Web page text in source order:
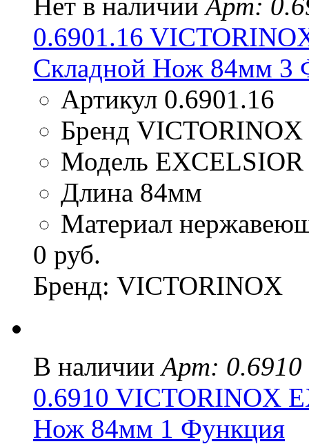
0.6901.16
Складной Нож 84мм 3
Артикул 0.6901.16
Бренд VICTORINOX
Модель
Длина 84мм
Материал
0 руб.
Бренд: VICTORINOX
В наличии Арт: 0.6910
0.6910 VICTORINOX
Нож 84мм 1 Функция